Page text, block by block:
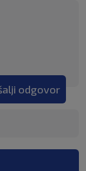
odgovor